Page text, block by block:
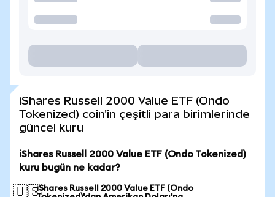
iShares Russell 2000 Value ETF (Ondo
Tokenized) coin'in çeşitli para birimlerinde
güncel kuru
iShares Russell 2000 Value ETF (Ondo Tokenized)
kuru bugün ne kadar?
🇺🇸iShares Russell 2000 Value ETF (Ondo